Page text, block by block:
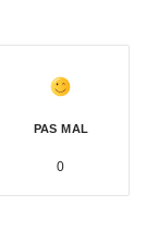
PAS MAL
0